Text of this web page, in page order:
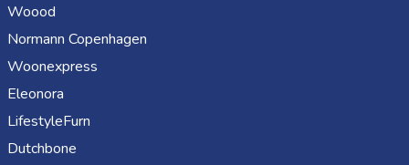
Woood
Normann Copenhagen
Woonexpress
Eleonora
LifestyleFurn
Dutchbone